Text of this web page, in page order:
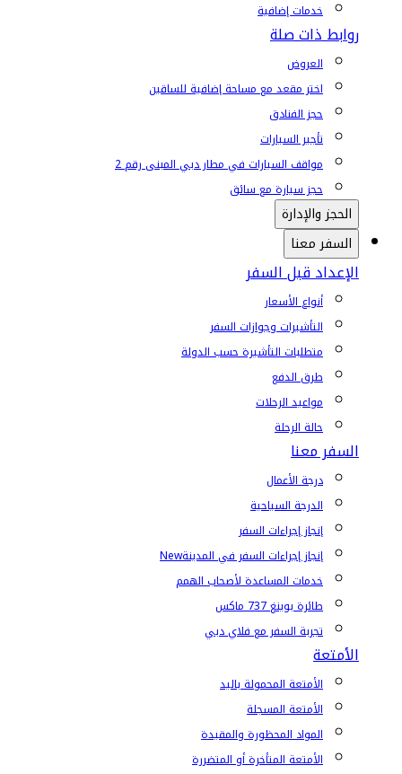
خدمات إضافية
روابط ذات صلة
العروض
اختر مقعد مع مساحة إضافية للساقين
حجز الفنادق
تأجير السيارات
مواقف السيارات في مطار دبي المبنى رقم 2
حجز سيارة مع سائق
الحجز والإدارة
السفر معنا
الإعداد قبل السفر
أنواع الأسعار
التأشيرات وجوازات السفر
متطلبات التأشيرة حسب الدولة
طرق الدفع
مواعيد الرحلات
حالة الرحلة
السفر معنا
درجة الأعمال
الدرجة السياحية
إنجاز إجراءات السفر
إنجاز إجراءات السفر في المدينةNew
خدمات المساعدة لأصحاب الهمم
طائرة بوينغ 737 ماكس
تجربة السفر مع فلاي دبي
الأمتعة
الأمتعة المحمولة باليد
الأمتعة المسجلة
المواد المحظورة والمقيدة
الأمتعة المتأخرة أو المتضررة